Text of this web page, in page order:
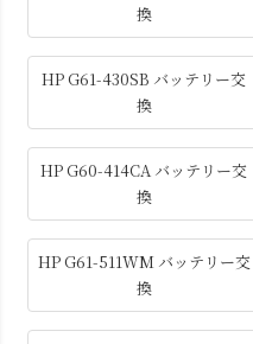
換
HP G61-430SB バッテリー交
換
HP G60-414CA バッテリー交
換
HP G61-511WM バッテリー交
換